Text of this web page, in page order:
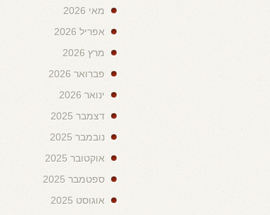
מאי 2026
אפריל 2026
מרץ 2026
פברואר 2026
ינואר 2026
דצמבר 2025
נובמבר 2025
אוקטובר 2025
ספטמבר 2025
אוגוסט 2025